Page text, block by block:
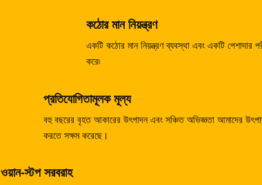
কঠোর মান নিয়ন্ত্রণ
একটি কঠোর মান নিয়ন্ত্রণ ব্যবস্থা এবং একটি পেশাদার
করে৷
প্রতিযোগিতামূলক মূল্য
বহু বছরের বৃহত আকারের উৎপাদন এবং সঞ্চিত অভিজ্ঞতা আমাদের
করতে সক্ষম করেছে।
ওয়ান-স্টপ সরবরাহ